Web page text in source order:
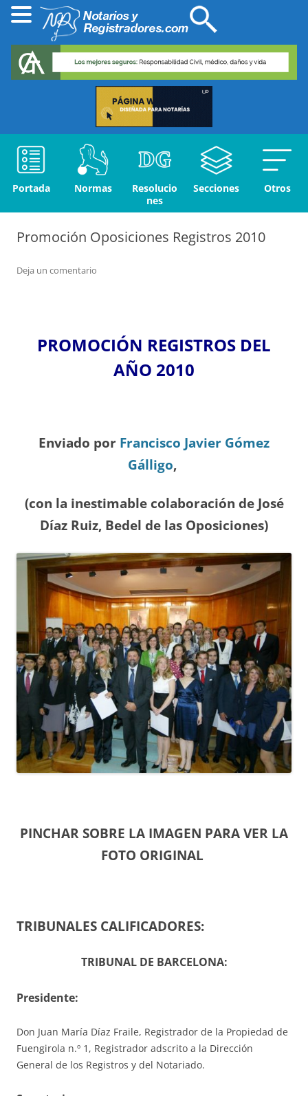
Portada Normas
Resolucio
nes
Secciones Otros
Promoción Oposiciones Registros 2010
Deja un comentario
PROMOCIÓN REGISTROS DEL
AÑO 2010
Enviado por Francisco Javier Gómez
Gálligo,
(con la inestimable colaboración de José
Díaz Ruiz, Bedel de las Oposiciones)
PINCHAR SOBRE LA IMAGEN PARA VER LA
FOTO ORIGINAL
TRIBUNALES CALIFICADORES:
TRIBUNAL DE BARCELONA:
Presidente:
Don Juan María Díaz Fraile, Registrador de la Propiedad de
Fuengirola n.º 1, Registrador adscrito a la Dirección
General de los Registros y del Notariado.